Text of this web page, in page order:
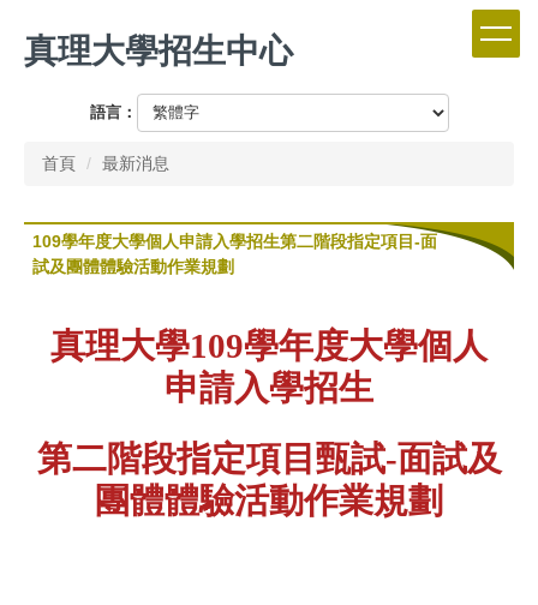
到
主真理大學招生中心
語言：
首頁 最新消息
109學年度大學個人申請入學招生第二階段指定項目-面
試及團體體驗活動作業規劃
真理大學109學年度大學個人
申請入學招生
第二階段指定項目甄試-面試及
團體體驗活動作業規劃